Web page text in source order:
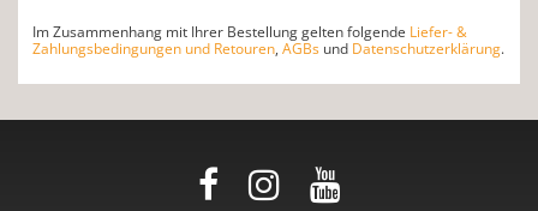
Im Zusammenhang mit Ihrer Bestellung gelten folgende Liefer- &
Zahlungsbedingungen und Retouren, AGBs und Datenschutzerklärung.